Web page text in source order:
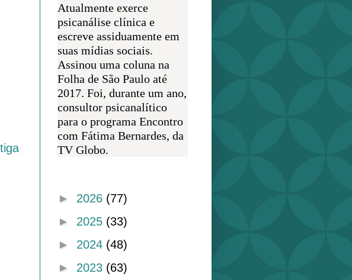
Atualmente exerce
psicanálise clínica e
escreve assiduamente em
suas mídias sociais.
Assinou uma coluna na
Folha de São Paulo até
2017. Foi, durante um ano,
consultor psicanalítico
para o programa Encontro
com Fátima Bernardes, da
TV Globo.
► 2026 (77)
► 2025 (33)
► 2024 (48)
► 2023 (63)